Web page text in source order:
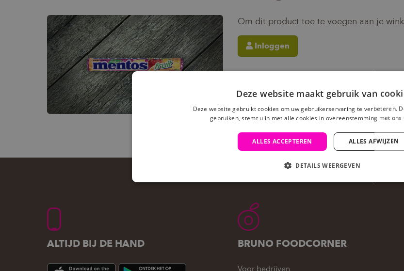
Om dit product toe te voegen aan je
Inloggen
ALTIJD BIJ DE HAND BRUNO FOODCORNER
Voor bedrijven
Deze website maakt gebruik van
Deze website gebruikt cookies om uw gebruikerservaring te verbeteren.
gebruiken, stemt u in met alle cookies in overeenstemming met ons
ALLES ACCEPTEREN ALLES AFWIJZEN
DETAILS WEERGEVEN